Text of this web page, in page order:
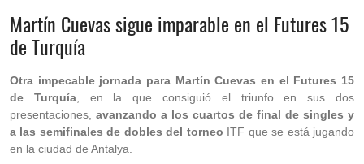
Martín Cuevas sigue imparable en el Futures 15
de Turquía
Otra impecable jornada para Martín Cuevas en el Futures 15
de Turquía, en la que consiguió el triunfo en sus dos
presentaciones, avanzando a los cuartos de final de singles y
a las semifinales de dobles del torneo ITF que se está jugando
en la ciudad de Antalya.